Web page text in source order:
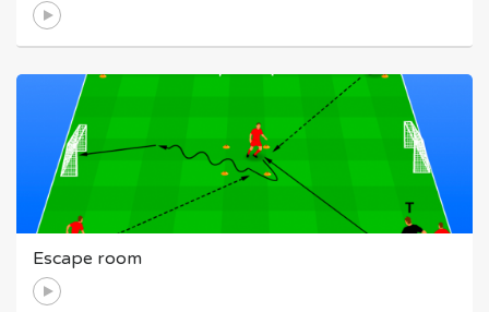
Escape room